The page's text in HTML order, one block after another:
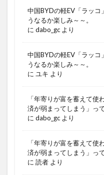
中国BYDの軽EV「ラッ
うなるか楽しみ～～。
に dabo_gc より
中国BYDの軽EV「ラッ
うなるか楽しみ～～。
に ユキ より
「年寄りが富を蓄えて使
済が弱まってしまう」っ
に dabo_gc より
「年寄りが富を蓄えて使
済が弱まってしまう」っ
に 読者 より